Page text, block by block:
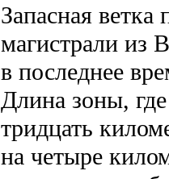
Запасная
магистрали из
в последнее
Длина зоны,
тридцать
на четыре